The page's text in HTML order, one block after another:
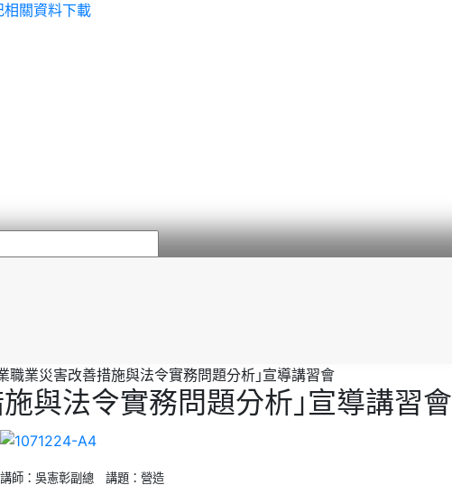
關資料下載
職業災害改善措施與法令實務問題分析｣宣導講習會
與法令實務問題分析｣宣導講習會
講師：吳憲彰副總 講題：營造